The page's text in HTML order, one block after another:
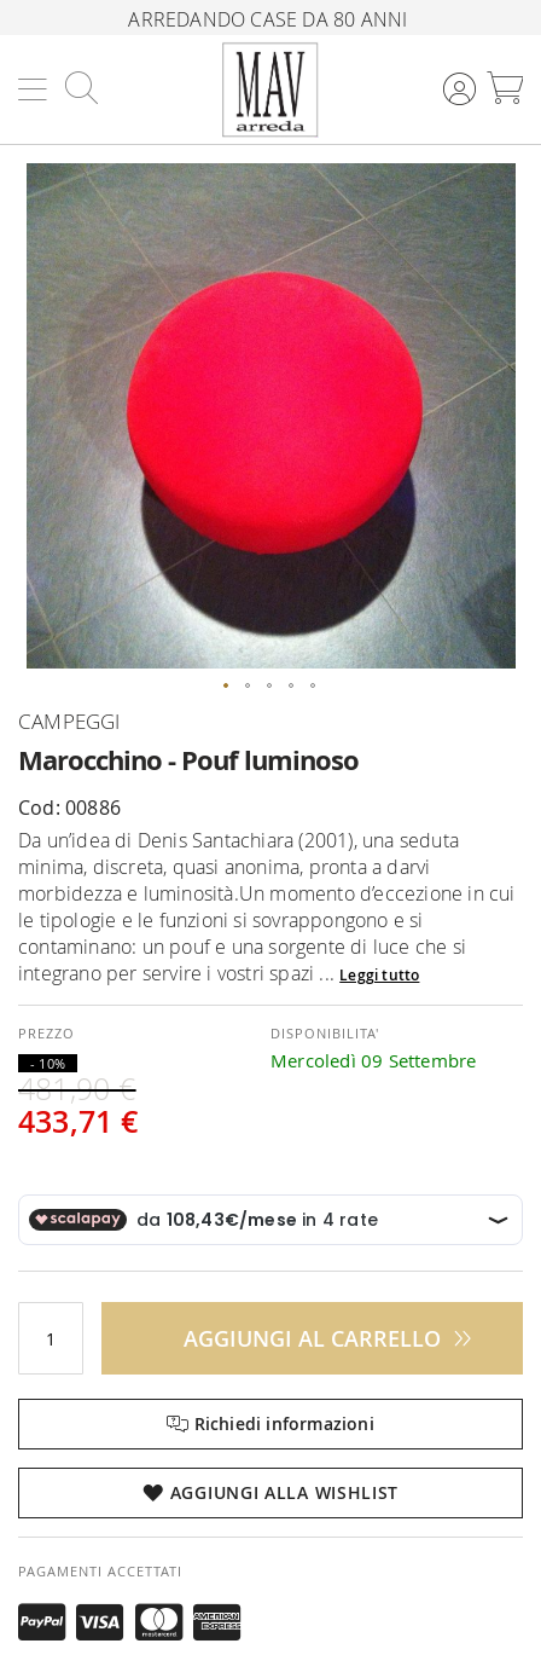
ARREDANDO CASE DA 80 ANNI
Marocchino - Pouf luminoso
CAMPEGGI
Cod: 00886
Da un’idea di Denis Santachiara (2001), una seduta
minima, discreta, quasi anonima, pronta a darvi
morbidezza e luminosità.Un momento d’eccezione in cui
le tipologie e le funzioni si sovrappongono e si
contaminano: un pouf e una sorgente di luce che si
integrano per servire i vostri spazi ... Leggi tutto
433,71 €
481,90 €
- 10%
DISPONIBILITA'
Mercoledì 09 Settembre
AGGIUNGI AL CARRELLO
Richiedi informazioni
AGGIUNGI ALLA WISHLIST
PAGAMENTI ACCETTATI
Vai
alla
fine
della
galleria
di
immagini
Vai
della
galleria
di
immagini